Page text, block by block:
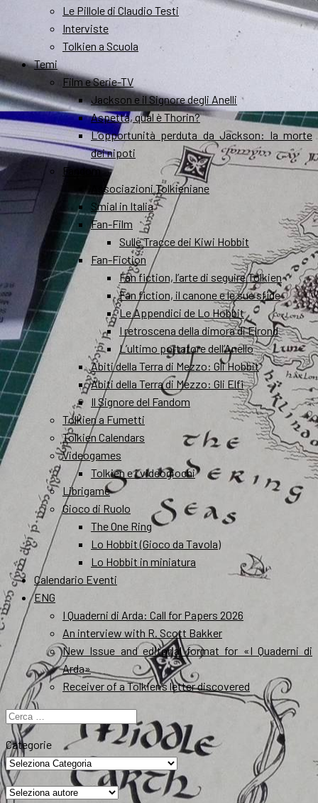
Le Pillole di Claudio Testi
Interviste
Tolkien a Scuola
Temi
Film e Serie-TV
Jackson e il Signore degli Anelli
Aspetta, qual è Thorin?
L’opportunità perduta da Jackson: la morte
dei nipoti
Fandom
Associazioni Tolkieniane
Smial in Italia
Fan-Film
Sulle Tracce dei Kiwi Hobbit
Fan-Fiction
Fan fiction, l’arte di seguire Tolkien
Fan fiction, il canone e le sue sfide
Le Appendici de Lo Hobbit
I retroscena della dimora di Elrond
L’ultimo portatore dell’Anello
Abiti della Terra di Mezzo: Gli Hobbit
Abiti della Terra di Mezzo: Gli Elfi
Il Signore del Fandom
Tolkien a Fumetti
Tolkien Calendars
Videogames
Tolkien e i videogiochi
Librigame
Gioco di Ruolo
The One Ring
Lo Hobbit (Gioco da Tavola)
Lo Hobbit in miniatura
Calendario Eventi
ENG
I Quaderni di Arda: Call for Papers 2026
An interview with R. Scott Bakker
New Issue and editorial format for «I Quaderni di
Arda»
Receiver of a Tolkien’s letter discovered
Ricerca
per:
Categorie